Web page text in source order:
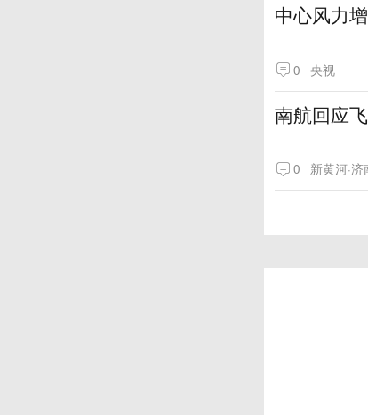
中心风力
0 央视
南航回应
0 新黄河·